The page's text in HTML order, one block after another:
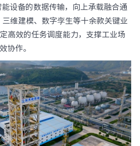
设备的数据传输，向上承载融合通
维建模、数字孪生等十余款关键业
高效的任务调度能力，支撑工业场
协作。